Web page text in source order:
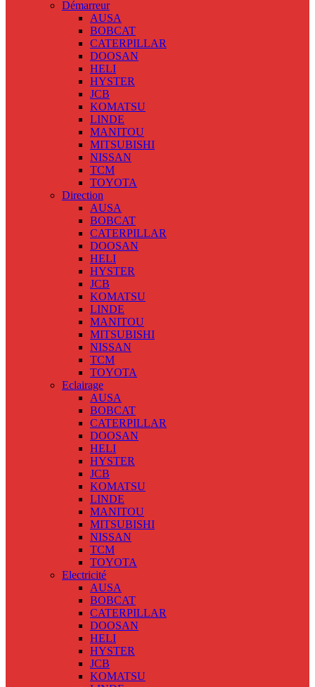
Démarreur
AUSA
BOBCAT
CATERPILLAR
DOOSAN
HELI
HYSTER
JCB
KOMATSU
LINDE
MANITOU
MITSUBISHI
NISSAN
TCM
TOYOTA
Direction
AUSA
BOBCAT
CATERPILLAR
DOOSAN
HELI
HYSTER
JCB
KOMATSU
LINDE
MANITOU
MITSUBISHI
NISSAN
TCM
TOYOTA
Eclairage
AUSA
BOBCAT
CATERPILLAR
DOOSAN
HELI
HYSTER
JCB
KOMATSU
LINDE
MANITOU
MITSUBISHI
NISSAN
TCM
TOYOTA
Electricité
AUSA
BOBCAT
CATERPILLAR
DOOSAN
HELI
HYSTER
JCB
KOMATSU